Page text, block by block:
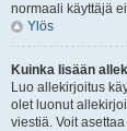
normaali käyttäjä
Ylös
Kuinka lisään
Luo allekirjoitus
olet luonut
viestiä. Voit